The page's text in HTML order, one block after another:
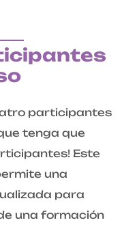
participantes
tenga que
Este
una
para
una formación